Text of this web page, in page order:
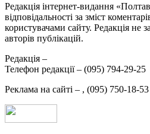
Редакція інтернет-видання
відповідальності за зміст
користувачами сайту. Редакція не
авторів публікацій.
Редакція –
Телефон редакції – (095) 794-29-25
Реклама на сайті – , (095) 750-18-53